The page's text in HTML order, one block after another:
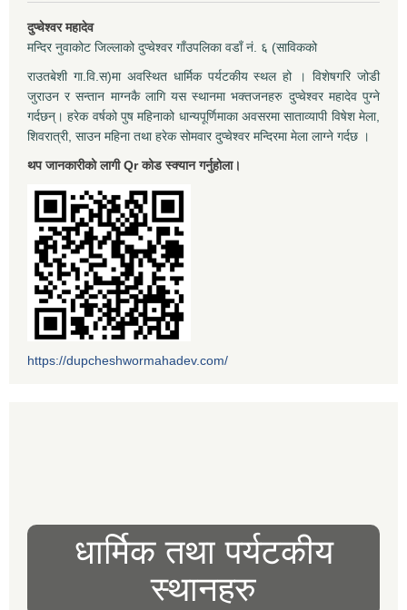
दुप्चेश्वर महादेव
मन्दिर नुवाकोट जिल्लाको दुप्चेश्वर गाँउपलिका वडाँ नं. ६ (साविकको
राउतबेशी गा.वि.स)मा अवस्थित धार्मिक पर्यटकीय स्थल हो । विशेषगरि जोडी
जुराउन र सन्तान माग्नकै लागि यस स्थानमा भक्तजनहरु दुप्चेश्वर महादेव पुग्ने
गर्दछन्। हरेक वर्षको पुष महिनाको धान्यपूर्णिमाका अवसरमा साताव्यापी विषेश मेला,
शिवरात्री, साउन महिना तथा हरेक सोमवार दुप्चेश्वर मन्दिरमा मेला लाग्ने गर्दछ ।
थप जानकारीको लागी Qr कोड स्क्यान गर्नुहोला।
https://dupcheshwormahadev.com/
धार्मिक तथा पर्यटकीय
स्थानहरु